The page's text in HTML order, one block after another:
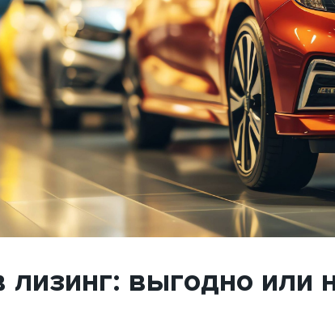
лизинг: выгодно или